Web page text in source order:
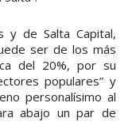
y de Salta Capital,
ser de los más
del 20%, por su
populares” y
personalísimo al
abajo un par de